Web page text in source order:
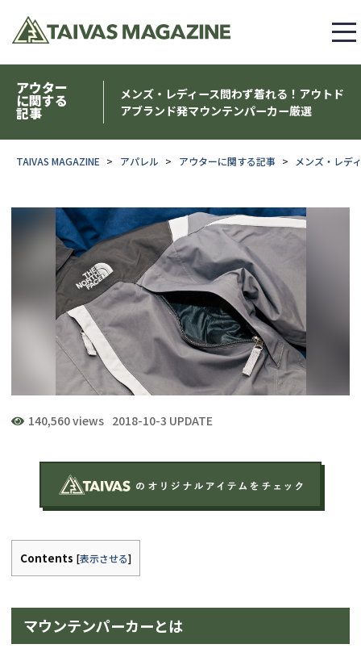
アウター
に関する
記事
メンズ・レディース問わず着れる！アウトド
アブランド発マウンテンパーカー厳選
TAIVAS MAGAZINE アパレル アウターに関する記事 メンズ・レデ
140,560 views 2018-10-3 UPDATE
Contents [表示させる]
マウンテンパーカーとは